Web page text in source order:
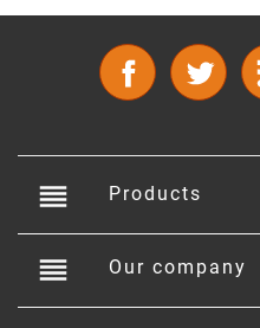
Facebook
reorder Products
reorder Our company